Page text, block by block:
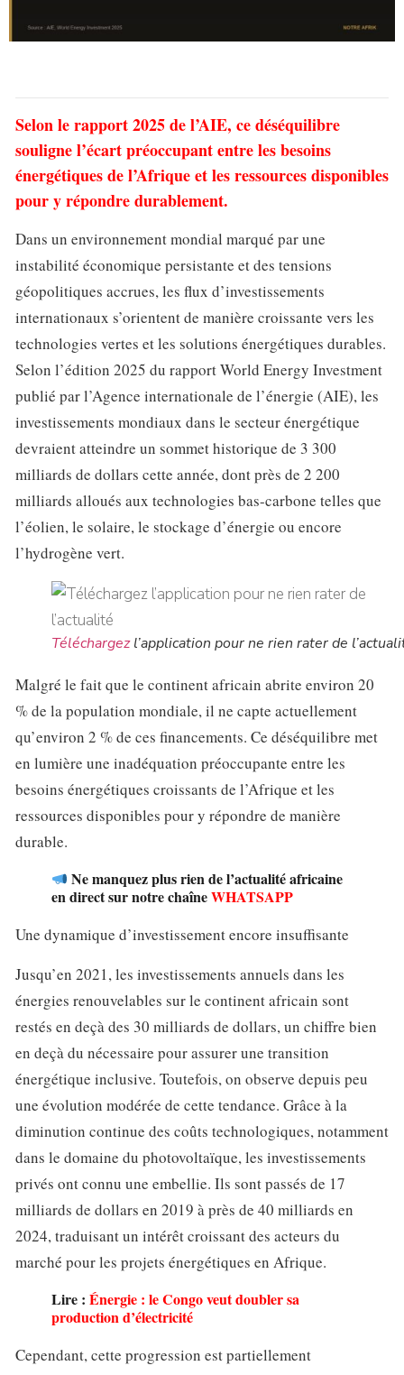
Selon le rapport 2025 de l’AIE, ce déséquilibre
souligne l’écart préoccupant entre les besoins
énergétiques de l’Afrique et les ressources disponibles
pour y répondre durablement.
Dans un environnement mondial marqué par une
instabilité économique persistante et des tensions
géopolitiques accrues, les flux d’investissements
internationaux s’orientent de manière croissante vers les
technologies vertes et les solutions énergétiques durables.
Selon l’édition 2025 du rapport World Energy Investment
publié par l’Agence internationale de l’énergie (AIE), les
investissements mondiaux dans le secteur énergétique
devraient atteindre un sommet historique de 3 300
milliards de dollars cette année, dont près de 2 200
milliards alloués aux technologies bas-carbone telles que
l’éolien, le solaire, le stockage d’énergie ou encore
l’hydrogène vert.
Téléchargezl’application pour ne rien rater de
Malgré le fait que le continent africain abrite environ 20
% de la population mondiale, il ne capte actuellement
qu’environ 2 % de ces financements. Ce déséquilibre met
en lumière une inadéquation préoccupante entre les
besoins énergétiques croissants de l’Afrique et les
ressources disponibles pour y répondre de manière
durable.
Ne manquez plus rien de l’actualité africaine
en direct sur notre chaîneWHATSAPP
Une dynamique d’investissement encore insuffisante
Jusqu’en 2021, les investissements annuels dans les
énergies renouvelables sur le continent africain sont
restés en deçà des 30 milliards de dollars, un chiffre bien
en deçà du nécessaire pour assurer une transition
énergétique inclusive. Toutefois, on observe depuis peu
une évolution modérée de cette tendance. Grâce à la
diminution continue des coûts technologiques, notamment
dans le domaine du photovoltaïque, les investissements
privés ont connu une embellie. Ils sont passés de 17
milliards de dollars en 2019 à près de 40 milliards en
2024, traduisant un intérêt croissant des acteurs du
marché pour les projets énergétiques en Afrique.
Lire : Énergie : le Congo veut doubler sa
production d’électricité
Cependant, cette progression est partiellement